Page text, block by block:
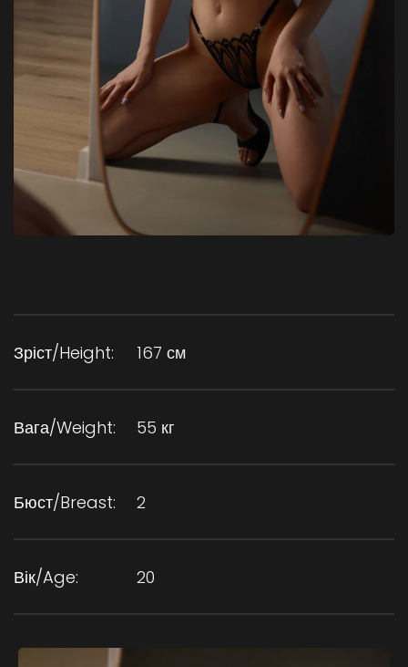
Зріст/Height: 167 см
Вага/Weight: 55 кг
Бюст/Breast: 2
Вік/Age: 20